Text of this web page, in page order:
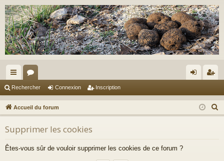
ac
co
ur
ci
s
or
u
m
s
ne
xi
cri
pti
Rechercher Connexion Inscription
Accueil du forum
e
Supprimer les cookies
Êtes-vous sûr de vouloir supprimer les cookies de ce forum ?